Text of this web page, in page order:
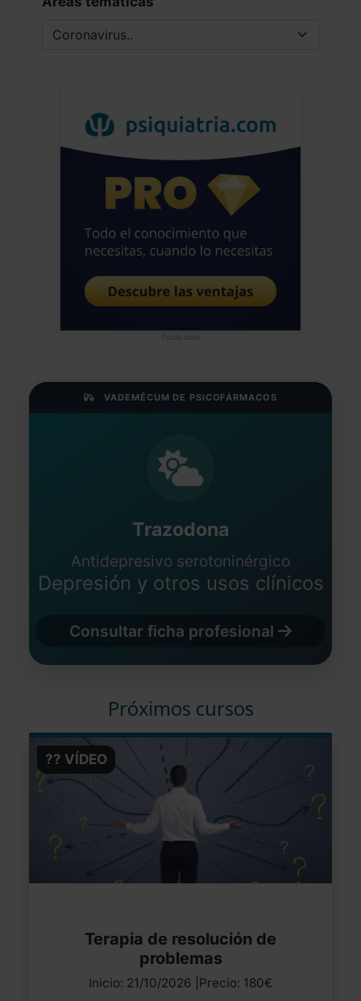
Publicidad
VADEMÉCUM DE PSICOFÁRMACOS
Trazodona
Antidepresivo serotoninérgico
Depresión y otros usos clínicos
Consultar ficha profesional
Próximos cursos
?? VÍDEO
Terapia de resolución de
problemas
Inicio: 21/10/2026 |Precio: 180€